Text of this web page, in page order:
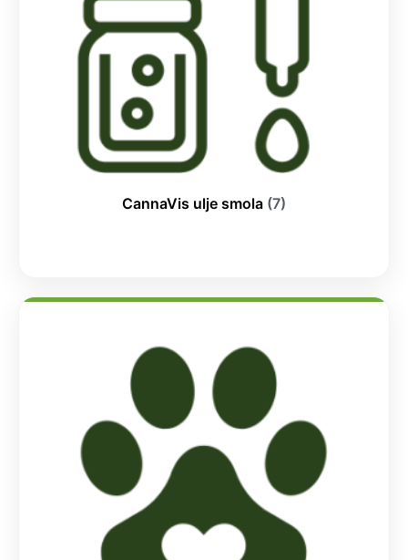
CannaVis ulje smola (7)